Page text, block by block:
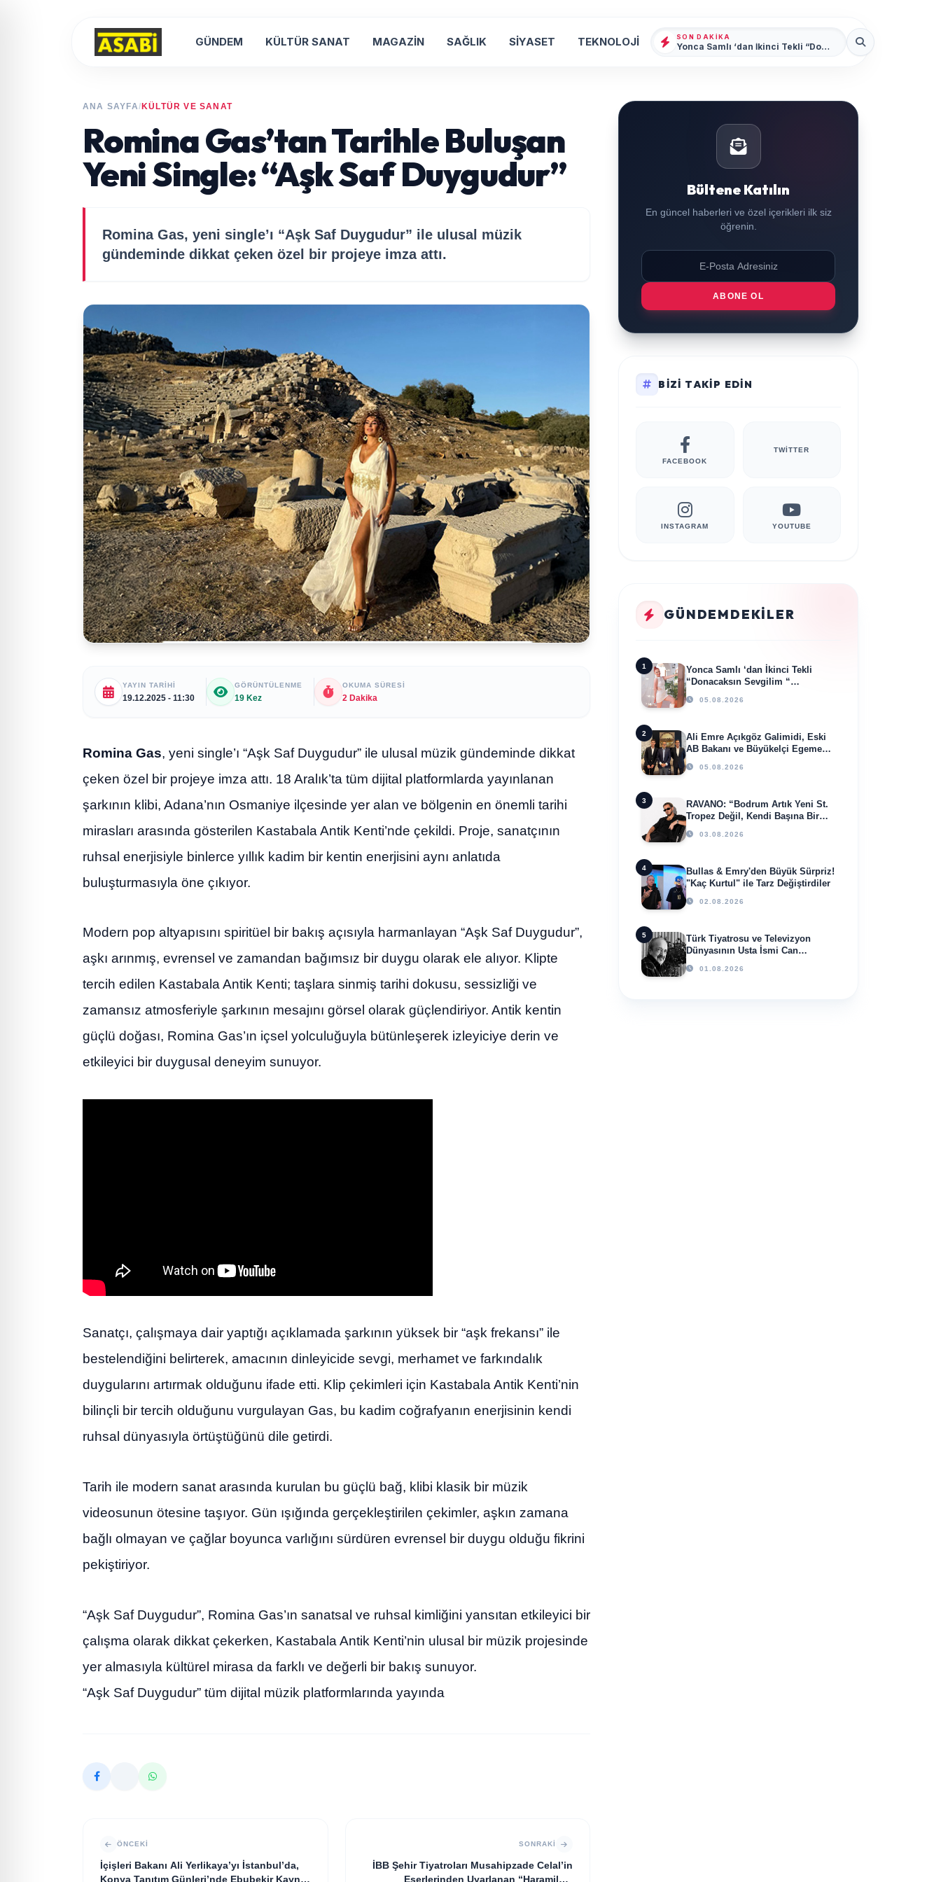
GÜNDEM KÜLTÜR SANAT MAGAZİN SAĞLIK SİYASET TEKNOLOJİ SON DAKIKA
Yonca Samlı ‘dan İkinci Tekli “Donacaksın Sevgilim “ yayımlandı
ANA SAYFA/ KÜLTÜR VE SANAT
Romina Gas’tan Tarihle Buluşan
Yeni Single: “Aşk Saf Duygudur”
Romina Gas, yeni single’ı “Aşk Saf Duygudur” ile ulusal müzik
gündeminde dikkat çeken özel bir projeye imza attı.
YAYIN TARIHI
19.12.2025 - 11:30
GÖRÜNTÜLENME
19 Kez
OKUMA SÜRESI
2 Dakika
Romina Gas, yeni single’ı “Aşk Saf Duygudur” ile ulusal müzik gündeminde dikkat
çeken özel bir projeye imza attı. 18 Aralık’ta tüm dijital platformlarda yayınlanan
şarkının klibi, Adana’nın Osmaniye ilçesinde yer alan ve bölgenin en önemli tarihi
mirasları arasında gösterilen Kastabala Antik Kenti’nde çekildi. Proje, sanatçının
ruhsal enerjisiyle binlerce yıllık kadim bir kentin enerjisini aynı anlatıda
buluşturmasıyla öne çıkıyor.
Modern pop altyapısını spiritüel bir bakış açısıyla harmanlayan “Aşk Saf Duygudur”,
aşkı arınmış, evrensel ve zamandan bağımsız bir duygu olarak ele alıyor. Klipte
tercih edilen Kastabala Antik Kenti; taşlara sinmiş tarihi dokusu, sessizliği ve
zamansız atmosferiyle şarkının mesajını görsel olarak güçlendiriyor. Antik kentin
güçlü doğası, Romina Gas’ın içsel yolculuğuyla bütünleşerek izleyiciye derin ve
etkileyici bir duygusal deneyim sunuyor.
Sanatçı, çalışmaya dair yaptığı açıklamada şarkının yüksek bir “aşk frekansı” ile
bestelendiğini belirterek, amacının dinleyicide sevgi, merhamet ve farkındalık
duygularını artırmak olduğunu ifade etti. Klip çekimleri için Kastabala Antik Kenti’nin
bilinçli bir tercih olduğunu vurgulayan Gas, bu kadim coğrafyanın enerjisinin kendi
ruhsal dünyasıyla örtüştüğünü dile getirdi.
Tarih ile modern sanat arasında kurulan bu güçlü bağ, klibi klasik bir müzik
videosunun ötesine taşıyor. Gün ışığında gerçekleştirilen çekimler, aşkın zamana
bağlı olmayan ve çağlar boyunca varlığını sürdüren evrensel bir duygu olduğu fikrini
pekiştiriyor.
“Aşk Saf Duygudur”, Romina Gas’ın sanatsal ve ruhsal kimliğini yansıtan etkileyici bir
çalışma olarak dikkat çekerken, Kastabala Antik Kenti’nin ulusal bir müzik projesinde
yer almasıyla kültürel mirasa da farklı ve değerli bir bakış sunuyor.
“Aşk Saf Duygudur” tüm dijital müzik platformlarında yayında
ÖNCEKI
İçişleri Bakanı Ali Yerlikaya’yı İstanbul’da,
Konya Tanıtım Günleri’nde Ebubekir Kaynar
SONRAKI
İBB Şehir Tiyatroları Musahipzade Celal’in
Eserlerinden Uyarlanan “Haramiler”
Bültene Katılın
En güncel haberleri ve özel içerikleri ilk siz
öğrenin.
ABONE OL
BIZI TAKIP EDIN
FACEBOOK
TWITTER
INSTAGRAM YOUTUBE
GÜNDEMDEKILER
1
Yonca Samlı ‘dan İkinci Tekli
“Donacaksın Sevgilim “
yayımlandı
05.08.2026
2
Ali Emre Açıkgöz Galimidi, Eski
AB Bakanı ve Büyükelçi Egemen
Bağış ile Bir Araya Geldi
05.08.2026
3
RAVANO: “Bodrum Artık Yeni St.
Tropez Değil, Kendi Başına Bir
Referans”
03.08.2026
4
Bullas & Emry'den Büyük Sürpriz!
"Kaç Kurtul" ile Tarz Değiştirdiler
02.08.2026
5
Türk Tiyatrosu ve Televizyon
Dünyasının Usta İsmi Can
Kolukısa Hayatını Kaybetti
01.08.2026